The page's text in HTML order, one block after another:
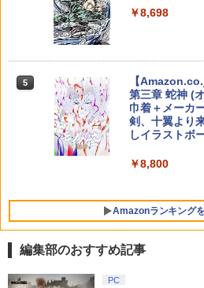
跡 the 2nd
￥8,055
￥5,105
スパイク・チ
【PS5】
ン専用）
ウェイクニン
￥5,420
着特典+他】
編 第一章 猗
￥18,370
ニンテンドー
ンラインコード
【純正品】
￥10,737
ラー (カーボン
￥8,698
5
【
第三章 蛇神 (
巾着＋メーカ
剣、十翼より
しイラストボ
￥8,800
Amazonランキング
編集部のおすすめ記事
PC